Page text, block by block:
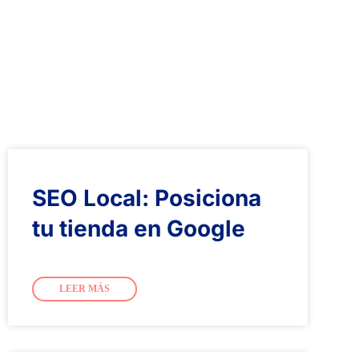
SEO Local: Posiciona
tu tienda en Google
LEER MÁS